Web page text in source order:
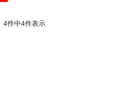
4件中4件表示